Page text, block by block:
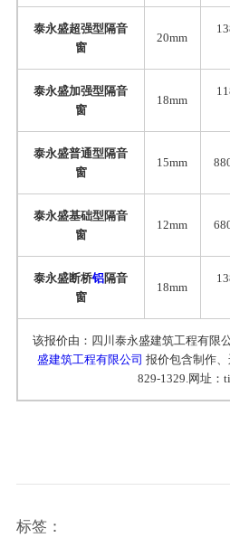
泰永盛超强型隔音
窗
20mm
泰永盛加强型隔音
窗
18mm
泰永盛普通型隔音
窗
15mm
泰永盛基础型隔音
窗
12mm
泰永盛断桥铝隔音
窗
18mm
该报价由：四川泰永盛建筑工程有限
盛建筑工程有限公司 报价包含制作
829-1329.网址：
标签：